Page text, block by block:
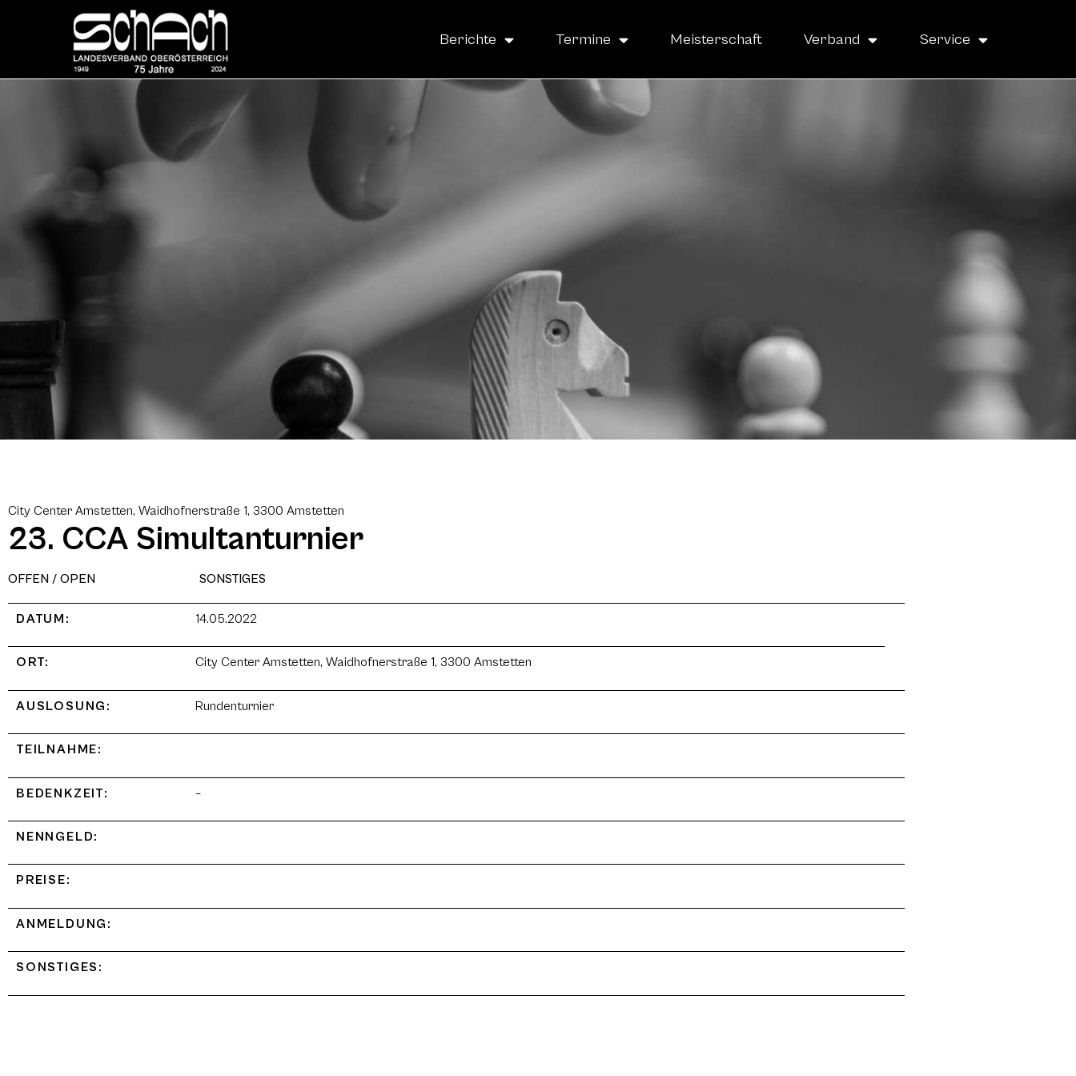
Berichte Termine Meisterschaft Verband Service
City Center Amstetten, Waidhofnerstraße 1, 3300 Amstetten
23. CCA Simultanturnier
OFFEN / OPEN SONSTIGES
DATUM: 14.05.2022
ORT: City Center Amstetten, Waidhofnerstraße 1, 3300 Amstetten
AUSLOSUNG: Rundenturnier
TEILNAHME:
BEDENKZEIT: –
NENNGELD:
PREISE:
ANMELDUNG:
SONSTIGES: